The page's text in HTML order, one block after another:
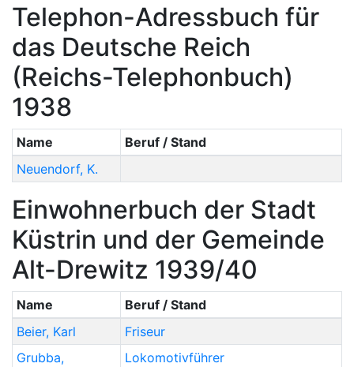
Telephon-Adressbuch für
das Deutsche Reich
(Reichs-Telephonbuch)
1938
Name
Beruf / Stand
Neuendorf, K.
Einwohnerbuch der Stadt
Küstrin und der Gemeinde
Alt-Drewitz 1939/40
Name
Beruf / Stand
Beier, Karl
Friseur
Grubba,
Lokomotivführer